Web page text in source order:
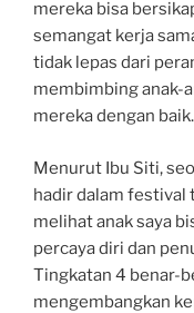
mereka bisa
semangat kerja
tidak lepas dari
membimbing anak-
mereka dengan baik.
Menurut Ibu Siti,
hadir dalam festival
melihat anak saya
percaya diri dan
Tingkatan 4 benar-
mengembangkan